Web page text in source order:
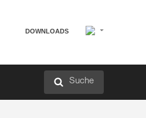
DOWNLOADS
Suche